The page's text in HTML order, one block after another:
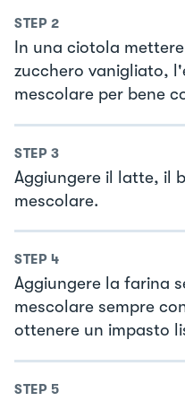
STEP 2
In una ciotola
zucchero vanigliato,
mescolare per bene
STEP 3
Aggiungere il latte, il
mescolare.
STEP 4
Aggiungere la farina
mescolare sempre
ottenere un impasto
STEP 5